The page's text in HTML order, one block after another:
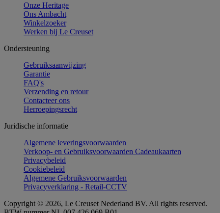
Onze Heritage
Ons Ambacht
Winkelzoeker
Werken bij Le Creuset
Ondersteuning
Gebruiksaanwijzing
Garantie
FAQ's
Verzending en retour
Contacteer ons
Herroepingsrecht
Juridische informatie
Algemene leveringsvoorwaarden
Verkoop- en Gebruiksvoorwaarden Cadeaukaarten
Privacybeleid
Cookiebeleid
Algemene Gebruiksvoorwaarden
Privacyverklaring - Retail-CCTV
Copyright © 2026, Le Creuset Nederland BV. All rights reserved.